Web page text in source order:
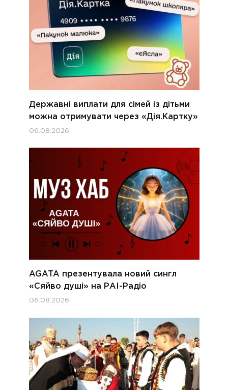
Державні виплати для сімей із дітьми
можна отримувати через «Дія.Картку»
06.08.2026
AGATA презентувала новий сингл
«Сяйво душі» на РАІ-Радіо
06.08.2026